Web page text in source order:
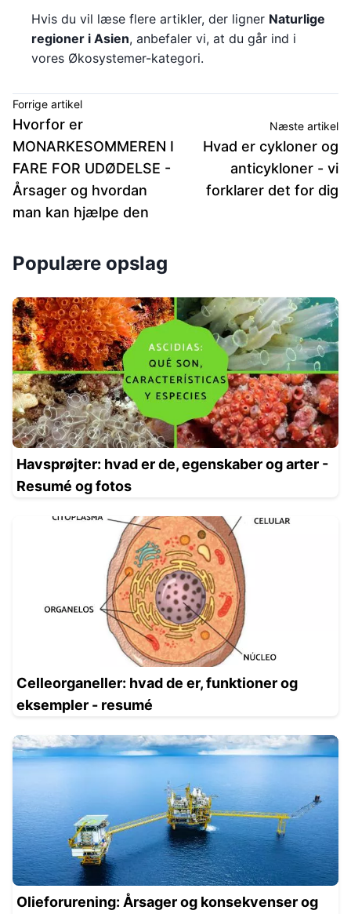
Hvis du vil læse flere artikler, der ligner Naturlige
regioner i Asien, anbefaler vi, at du går ind i
vores Økosystemer-kategori.
Forrige artikel
Hvorfor er
MONARKESOMMEREN I
FARE FOR UDØDELSE -
Årsager og hvordan
man kan hjælpe den
Næste artikel
Hvad er cykloner og
anticykloner - vi
forklarer det for dig
Populære opslag
Havsprøjter: hvad er de, egenskaber og arter -
Resumé og fotos
Celleorganeller: hvad de er, funktioner og
eksempler - resumé
Olieforurening: Årsager og konsekvenser og